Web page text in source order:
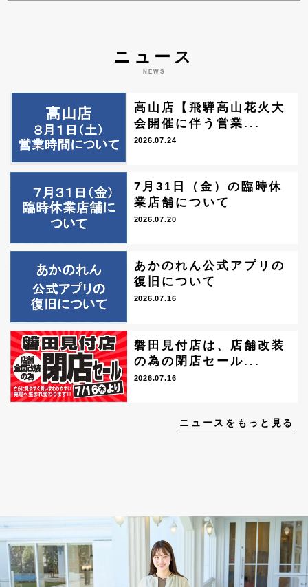
ニュース
NEWS
高山店【飛騨高山花火大
会開催に伴う営業...
2026.07.24
7月31日（金）の臨時休
業店舗について
2026.07.20
あかのれん公式アプリの
復旧について
2026.07.16
磐田見付店は、店舗改装
の為の閉店セール...
2026.07.16
ニュースをもっと見る